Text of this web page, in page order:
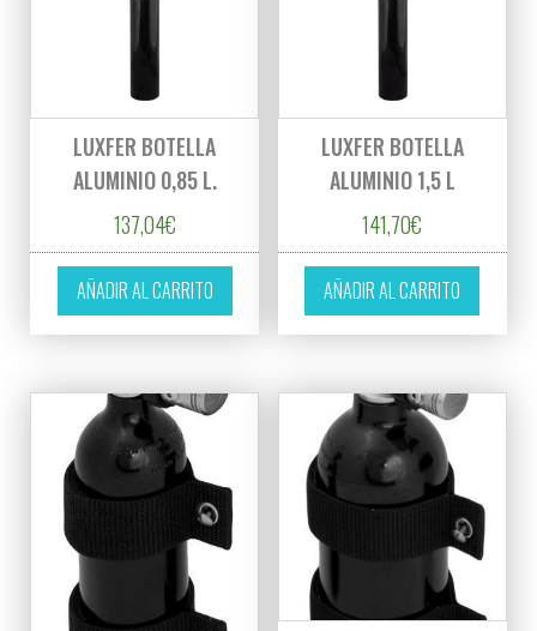
LUXFER BOTELLA
ALUMINIO 0,85 L.
137,04€
AÑADIR AL CARRITO
LUXFER BOTELLA
ALUMINIO 1,5 L
141,70€
AÑADIR AL CARRITO